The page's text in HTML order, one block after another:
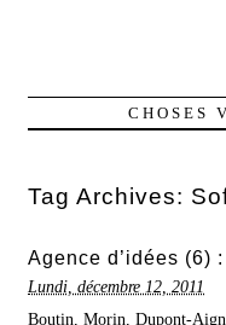
CHOSES
Tag Archives:
Agence d’idées (6)
Lundi, décembre 12, 2011
Boutin, Morin, Dupont-